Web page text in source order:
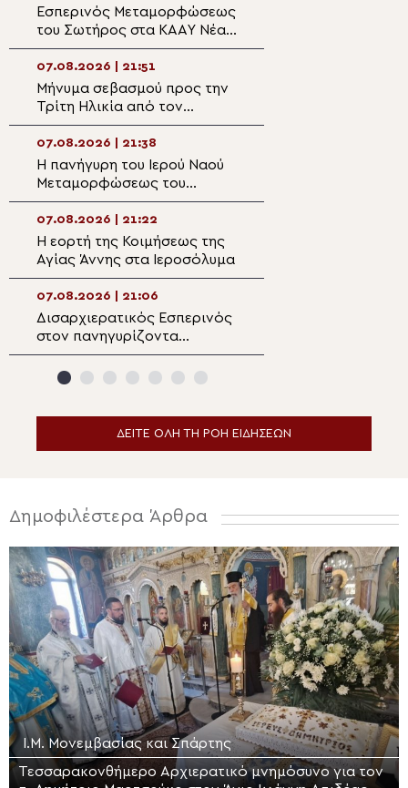
Εσπερινός Μεταμορφώσεως
του Σωτήρος στα ΚΑΑΥ Νέας
Περάμου
07.08.2026 | 21:51
Μήνυμα σεβασμού προς την
Τρίτη Ηλικία από τον
Μητροπολίτη Σπάρτης στη
Ρειχέα
07.08.2026 | 21:38
Η πανήγυρη του Ιερού Ναού
Μεταμορφώσεως του
Σωτήρος στη Λέρο
07.08.2026 | 21:22
Η εορτή της Κοιμήσεως της
Αγίας Άννης στα Ιεροσόλυμα
07.08.2026 | 21:06
Δισαρχιερατικός Εσπερινός
στον πανηγυρίζοντα
Μητροπολιτικό Ναό της
Μεταμορφώσεως του
ΔΕΙΤΕ ΟΛΗ ΤΗ ΡΟΗ ΕΙΔΗΣΕΩΝ
Δημοφιλέστερα Άρθρα
Ι.Μ. Μονεμβασίας και Σπάρτης
Τεσσαρακονθήμερο Αρχιερατικό μνημόσυνο για τον